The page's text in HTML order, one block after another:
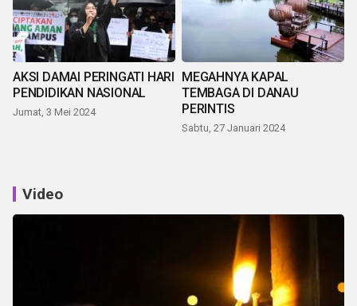
AKSI DAMAI PERINGATI HARI
PENDIDIKAN NASIONAL
Jumat, 3 Mei 2024
MEGAHNYA KAPAL
TEMBAGA DI DANAU
PERINTIS
Sabtu, 27 Januari 2024
Video